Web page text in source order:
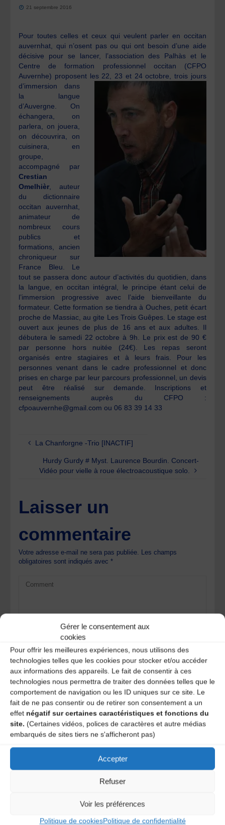
Gérer le consentement aux
cookies
Pour offrir les meilleures expériences, nous utilisons des
technologies telles que les cookies pour stocker et/ou accéder
aux informations des appareils. Le fait de consentir à ces
technologies nous permettra de traiter des données telles que le
comportement de navigation ou les ID uniques sur ce site. Le
fait de ne pas consentir ou de retirer son consentement a un
effet négatif sur certaines caractéristiques et fonctions du
site. (Certaines vidéos, polices de caractères et autre médias
embarqués de sites tiers ne s'afficheront pas)
Accepter
Refuser
Voir les préférences
Politique de cookiesPolitique de confidentialité
21 septembre 2016
Pour toutes celles et ceux qui veulent parler en occitan
auvernhat, qui n’osent pas ou qui ont besoin d’une aide
décisive pour se lancer, l’association des Palhàs et le
Centre de formation professionnel occitan (CFPO
Auvernhe) proposent les 22, 23 et 24 octobre, trois jours
d’immersion dans
la langue
d’Auvergne. On
échangera, on
parlera, on jouera,
on découvrira, on
cuisinera, en
groupe,
accompagné par
Crestian
Omelhièr , auteur
du dictionnaire
occitan auvernhat,
animateur de
nombreux cours
publics et
formations, ancien
chroniqueur sur
France Bleu. Le
tout se passera donc autour d’activités du quotidien, dans
la langue, en occitan intégral, le principe étant celui de
l’immersion progressive avec l’aide bienveillante du
formateur. Cette formation se tiendra à Ouches, petit écart
proche de Massiac, au gite Les Trois Guêpes. Le stage est
ouvert aux jeunes de plus de 16 ans et aux adultes. Il
débutera le samedi 22 octobre à 9h. Le prix est de 90 €
par personne hors nuitée (24€). Les repas seront
organisés entre stagiaires et à leurs frais. Pour les
personnes venant dans le cadre professionnel et donc
prises en charge par leur parcours professionnel, un devis
peut être réalisé sur demande. Inscriptions et
renseignements auprès du CFPO :
cfpoauvernhe@gmail.com ou 06 83 39 14 33
La Chanforgne -Trio [INACTIF]
Hurdy Gurdy # Myst. Laurence Bourdin. Concert-
Vidéo pour vielle à roue électroacoustique solo.
Laisser un
commentaire
Votre adresse e-mail ne sera pas publiée. Les champs
obligatoires sont indiqués avec*
Save my name, email, and site URL in my browser for next
time I post a comment.
Ce site utilise Akismet pour réduire les indésirables.